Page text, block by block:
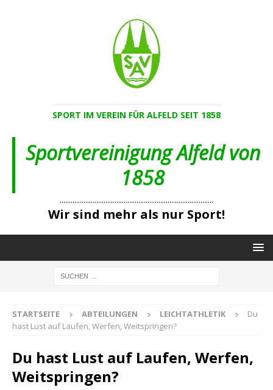
SPORT IM VEREIN FÜR ALFELD SEIT 1858
Sportvereinigung Alfeld von
1858
....................................................................................
Wir sind mehr als nur Sport!
STARTSEITE ABTEILUNGEN LEICHTATHLETIK
Du
hast Lust auf Laufen, Werfen, Weitspringen?
Du hast Lust auf Laufen, Werfen,
Weitspringen?